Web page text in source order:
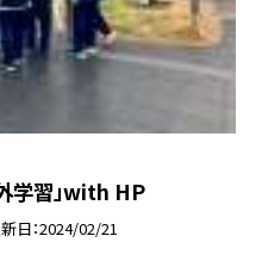
学習」with HP
日 2024/02/21